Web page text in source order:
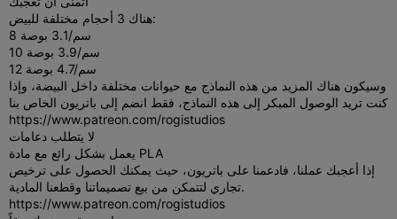
هناك 3 أحجام مختلفة للبيض:
8 سم/3.1 بوصة
10 سم/3.9 بوصة
12 سم/4.7 بوصة
وسيكون هناك المزيد من هذه النماذج مع حيوانات مختلفة داخل البيضة، وإذا
كنت تريد الوصول المبكر إلى هذه النماذج، فقط انضم إلى باتريون الخاص بنا
https://www.patreon.com/rogistudios
لا يتطلب دعامات
يعمل بشكل رائع مع مادة PLA
إذا أعجبك عملنا، فادعمنا على باتريون، حيث يمكنك الحصول على ترخيص
تجاري لتتمكن من بيع تصميماتنا وقطعنا المادية.
https://www.patreon.com/rogistudios